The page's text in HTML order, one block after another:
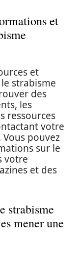
et
et
strabisme
des
les
ressources
votre
pouvez
sur le
votre
et des
strabisme
mener une